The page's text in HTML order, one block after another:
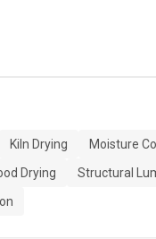
Kiln Drying
Moisture
Drying
Structural